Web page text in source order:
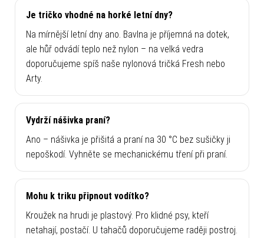
Je tričko vhodné na horké letní dny?
Na mírnější letní dny ano. Bavlna je příjemná na dotek,
ale hůř odvádí teplo než nylon – na velká vedra
doporučujeme spíš naše nylonová tričká Fresh nebo
Arty.
Vydrží nášivka praní?
Ano – nášivka je přišitá a praní na 30 °C bez sušičky ji
nepoškodí. Vyhněte se mechanickému tření při praní.
Mohu k triku připnout vodítko?
Kroužek na hrudi je plastový. Pro klidné psy, kteří
netahají, postačí. U tahačů doporučujeme raději postroj.